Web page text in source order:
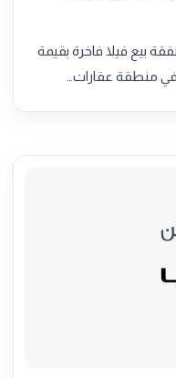
بيع فيلا فاخرة بقيمة